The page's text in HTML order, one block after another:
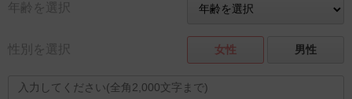
年齢を選択
性別を選択 女性 男性